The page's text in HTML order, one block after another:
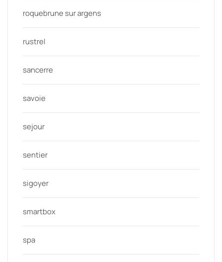
roquebrune sur argens
rustrel
sancerre
savoie
sejour
sentier
sigoyer
smartbox
spa